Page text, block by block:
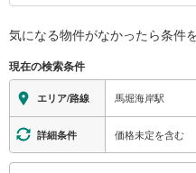
関
る
情
報
気になる物件がなかったら条件
現在の検索条件
エリア/路線 馬堀海岸駅
詳細条件 価格未定を含む